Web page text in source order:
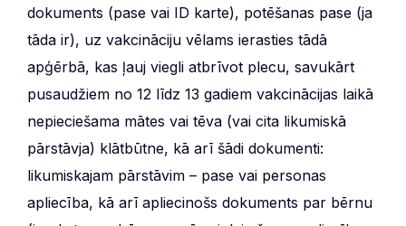
dokuments (pase vai ID karte), potēšanas pase (ja
tāda ir), uz vakcināciju vēlams ierasties tādā
apģērbā, kas ļauj viegli atbrīvot plecu, savukārt
pusaudžiem no 12 līdz 13 gadiem vakcinācijas laikā
nepieciešama mātes vai tēva (vai cita likumiskā
pārstāvja) klātbūtne, kā arī šādi dokumenti:
likumiskajam pārstāvim – pase vai personas
apliecība, kā arī apliecinošs dokuments par bērnu